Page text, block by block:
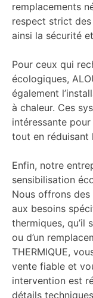
remplacements
respect strict
ainsi la sécurité
Pour ceux qui
écologiques,
également
à chaleur. Ces
intéressante
tout en réduisant
Enfin, notre
sensibilisation
Nous offrons
aux besoins
thermiques, qu’il
ou d’un
THERMIQUE,
vente fiable et
intervention est
détails